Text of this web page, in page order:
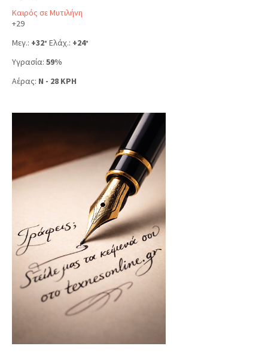
Καιρός σε Μυτιλήνη
+29
Μεγ.: +32° Ελάχ.: +24°
Υγρασία: 59%
Αέρας: N - 28 KPH